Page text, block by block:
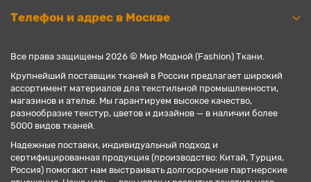
Телефон и адрес в Москве
Все права защищены 2026 © Мир Модной (Fashion) Ткани.
Крупнейший поставщик тканей в России предлагает широкий
ассортимент материалов для текстильной промышленности,
магазинов и ателье. Мы гарантируем высокое качество,
разнообразие текстур, цветов и дизайнов — в наличии более
5000 видов тканей.
Надежные поставки, индивидуальный подход и
сертифицированная продукция (производство: Китай, Турция,
Россия) помогают нам выстраивать долгосрочные партнерские